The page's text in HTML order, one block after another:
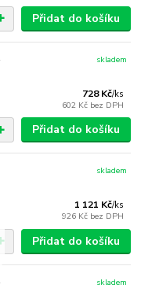
Přidat do košíku
728 Kč/ks
602 Kč bez DPH
skladem
Přidat do košíku
1 121 Kč/ks
926 Kč bez DPH
skladem
Přidat do košíku
skladem